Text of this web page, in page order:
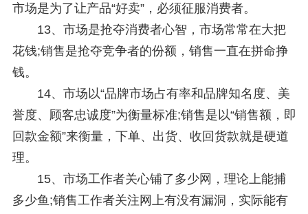
市场是为了让产品“好卖”，必须征服消费者。
13、市场是抢夺消费者心智，市场常常在大把
花钱;销售是抢夺竞争者的份额，销售一直在拼命挣
钱。
14、市场以“品牌市场占有率和品牌知名度、美
誉度、顾客忠诚度”为衡量标准;销售是以“销售额，即
回款金额”来衡量，下单、出货、收回货款就是硬道
理。
15、市场工作者关心铺了多少网，理论上能捕
多少鱼;销售工作者关注网上有没有漏洞，实际能有